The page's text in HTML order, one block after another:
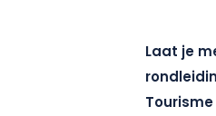
Laat je